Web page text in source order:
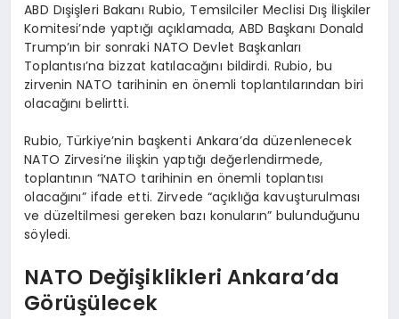
ABD Dışişleri Bakanı Rubio, Temsilciler Meclisi Dış İlişkiler
Komitesi’nde yaptığı açıklamada, ABD Başkanı Donald
Trump’ın bir sonraki NATO Devlet Başkanları
Toplantısı’na bizzat katılacağını bildirdi. Rubio, bu
zirvenin NATO tarihinin en önemli toplantılarından biri
olacağını belirtti.
Rubio, Türkiye’nin başkenti Ankara’da düzenlenecek
NATO Zirvesi’ne ilişkin yaptığı değerlendirmede,
toplantının “NATO tarihinin en önemli toplantısı
olacağını” ifade etti. Zirvede “açıklığa kavuşturulması
ve düzeltilmesi gereken bazı konuların” bulunduğunu
söyledi.
NATO Değişiklikleri Ankara’da
Görüşülecek